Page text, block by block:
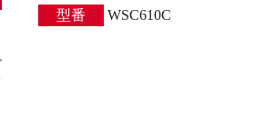
型番
WSC610C